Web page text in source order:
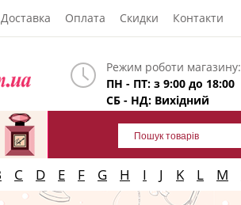
Доставка Оплата Скидки Контакти
Режим роботи магазину:
ПН - ПТ: з 9:00 до 18:00
СБ - НД: Вихідний
C D E F G H I J K L M